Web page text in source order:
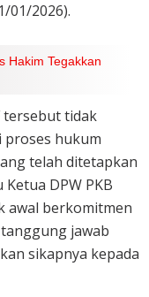
01/2026).
Hakim Tegakkan
tersebut tidak
hukum
telah ditetapkan
DPW PKB
awal berkomitmen
jawab
sikapnya kepada